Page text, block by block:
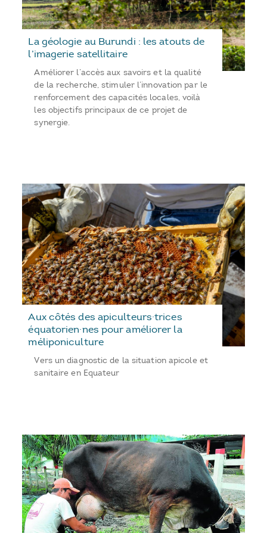
La géologie au Burundi : les atouts de
l’imagerie satellitaire
Améliorer l’accès aux savoirs et la qualité
de la recherche, stimuler l’innovation par le
renforcement des capacités locales, voilà
les objectifs principaux de ce projet de
synergie.
Aux côtés des apiculteurs·trices
équatorien·nes pour améliorer la
méliponiculture
Vers un diagnostic de la situation apicole et
sanitaire en Equateur